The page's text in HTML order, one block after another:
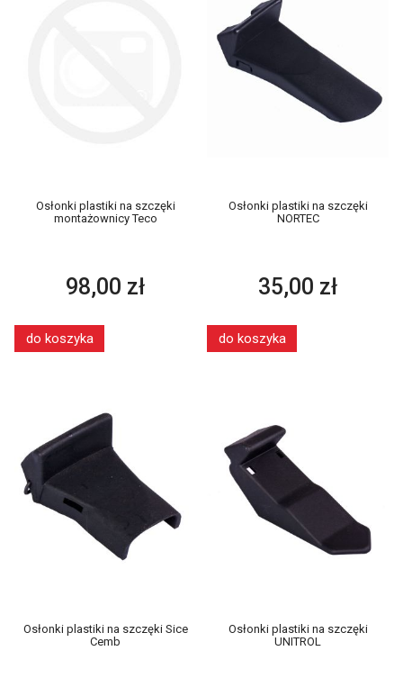
Osłonki plastiki na szczęki
montażownicy Teco
98,00 zł
do koszyka
Osłonki plastiki na szczęki
NORTEC
35,00 zł
do koszyka
Osłonki plastiki na szczęki Sice
Cemb
Osłonki plastiki na szczęki
UNITROL